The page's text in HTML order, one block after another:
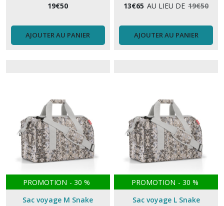
19€50
AJOUTER AU PANIER
13€65 AU LIEU DE 19€50
AJOUTER AU PANIER
PROMOTION - 30 %
Sac voyage M Snake
PROMOTION - 30 %
Sac voyage L Snake